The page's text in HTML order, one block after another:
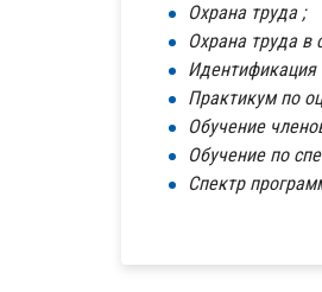
Охрана труда ;
Охрана труда в
Идентификация
Практикум по
Обучение
Обучение по
Спектр